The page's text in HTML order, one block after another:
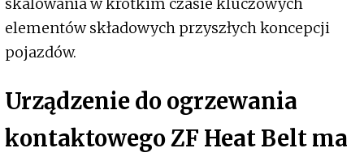
elementów składowych przyszłych koncepcji
pojazdów.
Urządzenie do ogrzewania
kontaktowego ZF Heat Belt ma